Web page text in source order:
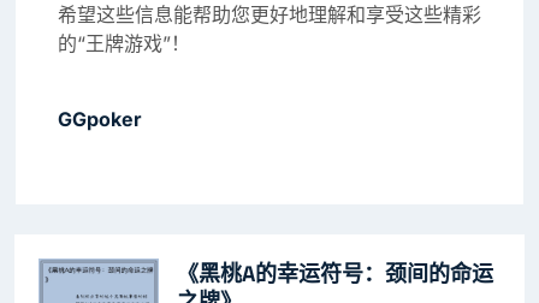
希望这些信息能帮助您更好地理解和享受这些精彩
的“王牌游戏”！
GGpoker
《黑桃A的幸运符号：颈间的命运